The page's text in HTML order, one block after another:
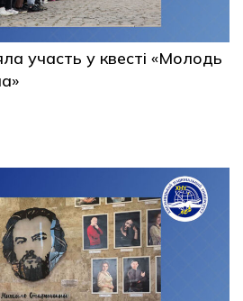
участь у квесті «Молодь